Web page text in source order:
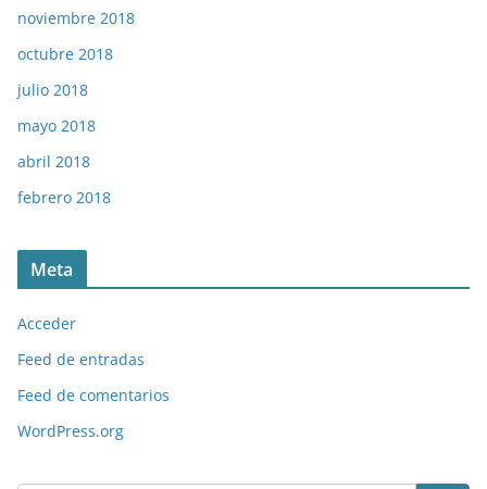
noviembre 2018
octubre 2018
julio 2018
mayo 2018
abril 2018
febrero 2018
Meta
Acceder
Feed de entradas
Feed de comentarios
WordPress.org